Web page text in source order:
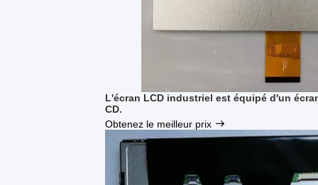
L'écran LCD industriel est équipé d'un
CD.
Obtenez le meilleur prix